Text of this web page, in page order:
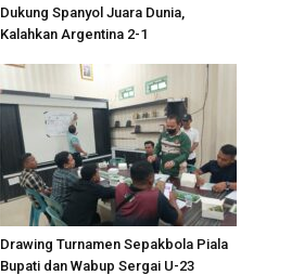
Dukung Spanyol Juara Dunia,
Kalahkan Argentina 2-1
Drawing Turnamen Sepakbola Piala
Bupati dan Wabup Sergai U-23